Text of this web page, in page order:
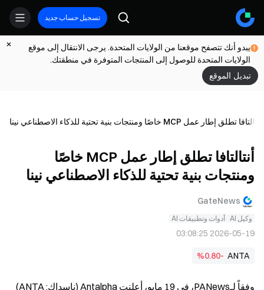
تسجيل حساب جديد
يبدو أنك تتصفح موقعنا من الولايات المتحدة. يرجى الانتقال إلى موقع
الولايات المتحدة للوصول إلى المنتجات المتوفرة في منطقتك.
تبديل الموقع
أنتالتافا تطلق إطار عمل MCP خاصًا ومنتجات بنية تحتية للذكاء الاصطناعي نينا
أنتالتافا تطلق إطار عمل MCP خاصًا
ومنتجات بنية تحتية للذكاء الاصطناعي نينا
GateNews
وكيل AI أدوات وتطبيقات AI
2026-05-19 03:08:25
ANTA
%0.80-